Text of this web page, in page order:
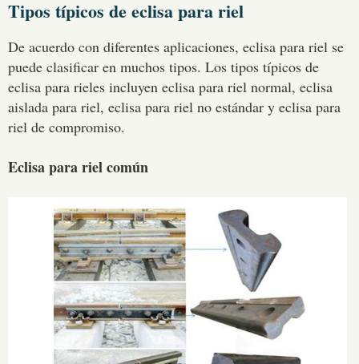
Tipos típicos de eclisa para riel
De acuerdo con diferentes aplicaciones, eclisa para riel se
puede clasificar en muchos tipos. Los tipos típicos de
eclisa para rieles incluyen eclisa para riel normal, eclisa
aislada para riel, eclisa para riel no estándar y eclisa para
riel de compromiso.
Eclisa para riel común